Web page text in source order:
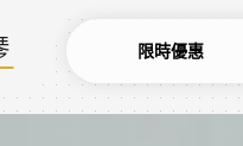
限時優惠